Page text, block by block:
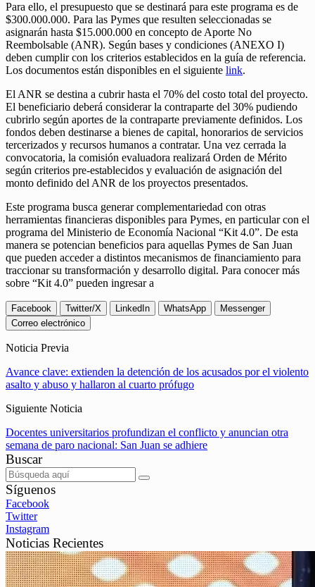
Para ello, el presupuesto que se destinará para este programa es de
$300.000.000. Para las Pymes que resulten seleccionadas se
asignarán hasta $15.000.000 en concepto de Aporte No
Reembolsable (ANR). Según bases y condiciones (ANEXO I)
deben cumplir con los criterios establecidos en la guía de referencia.
Los documentos están disponibles en el siguiente link.
El ANR se destina a cubrir hasta el 70% del costo total del proyecto.
El beneficiario deberá considerar la contraparte del 30% pudiendo
cubrirlo según aportes de la contraparte previamente definidos. Los
fondos deben destinarse a bienes de capital, honorarios de servicios
tercerizados y recursos humanos a contratar. Una vez cerrada la
convocatoria, la comisión evaluadora realizará Orden de Mérito
según criterios pre-establecidos y evaluación de asignación del
monto definido del ANR de los proyectos presentados.
Este programa busca generar complementariedad con otras
herramientas financieras disponibles para Pymes, en particular con el
programa del Ministerio de Economía Nacional “Kit 4.0”. De esta
manera se potencian beneficios para aquellas Pymes de San Juan
que pueden acceder a distintos mecanismos de financiamiento para
traccionar su transformación y desarrollo digital. Para conocer más
sobre “Kit 4.0” pueden ingresar a
Facebook Twitter/X LinkedIn WhatsApp
Messenger
Correo electrónico
Noticia Previa
Avance clave: extienden la detención de los acusados por el violento
asalto y abuso y hallaron al cuarto prófugo
Siguiente Noticia
Docentes universitarios profundizan el conflicto y anuncian otra
semana de paro nacional: San Juan se adhiere
Buscar
Síguenos
Facebook
Twitter
Instagram
Noticias Recientes